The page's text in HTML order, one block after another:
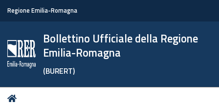
Regione Emilia-Romagna
Bollettino Ufficiale della Regione
Emilia-Romagna
(BURERT)
Tu